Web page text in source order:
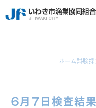
ホーム試験操
6月7日検査結果